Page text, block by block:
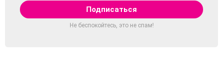
Не беспокойтесь, это не спам!